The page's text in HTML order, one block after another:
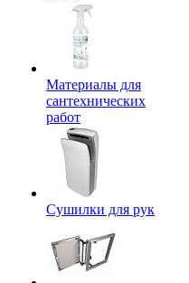
Материалы для
сантехнических
работ
Сушилки для рук